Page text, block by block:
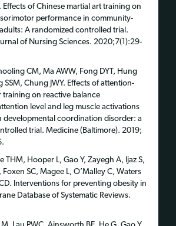
Effects of Chinese martial art training on
performance in community-
A randomized controlled trial.
of Nursing Sciences. 2020;7(1):29-
CM, Ma AWW, Fong DYT, Hung
SSM, Chung JWY. Effects of attention-
training on reactive balance
level and leg muscle activations
developmental coordination disorder: a
trial. Medicine (Baltimore). 2019;
THM, Hooper L, Gao Y, Zayegh A, Ijaz S,
SC, Magee L, O’Malley C, Waters
Interventions for preventing obesity in
Database of Systematic Reviews.